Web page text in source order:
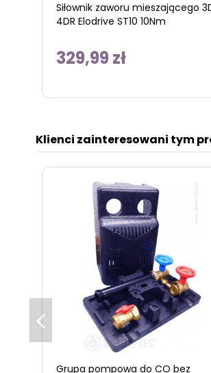
Siłownik zaworu mieszającego
4DR Elodrive ST10 10Nm
329,99 zł
Klienci zainteresowani tym
Grupa pompowa do CO bez